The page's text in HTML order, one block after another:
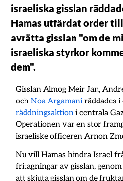
israeliska gisslan
Hamas utfärdat order
avrätta gisslan "om de
israeliska styrkor
dem".
Gisslan Almog Meir Jan,
ochNoa Argamaniräddades i
räddningsaktion i centrala
Operationen var en stor
israeliske officeren Arnon
Nu vill Hamas hindra Israel
fritagningar av gisslan,
att skjuta gisslan om de